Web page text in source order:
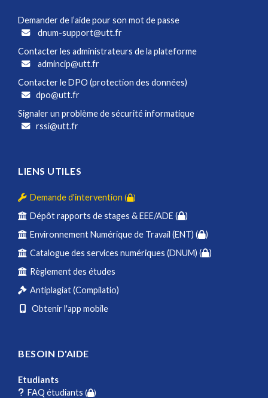
Demander de l’aide pour son mot de passe
dnum-support@utt.fr
Contacter les administrateurs de la plateforme
admincip@utt.fr
Contacter le DPO (protection des données)
dpo@utt.fr
Signaler un problème de sécurité informatique
rssi@utt.fr
LIENS UTILES
Demande d'intervention ( )
Dépôt rapports de stages & EEE/ADE (
)
Environnement Numérique de Travail (ENT) (
)
Catalogue des services numériques (DNUM) (
)
Règlement des études
Antiplagiat (Compilatio)
Obtenir l'app mobile
BESOIN D'AIDE
Etudiants
FAQ étudiants ( )